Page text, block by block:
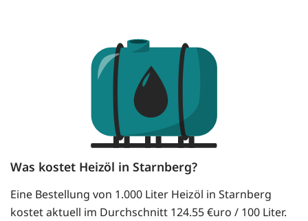
Was kostet Heizöl in Starnberg?
Eine Bestellung von 1.000 Liter Heizöl in Starnberg
kostet aktuell im Durchschnitt 124.55 €uro / 100 Liter.